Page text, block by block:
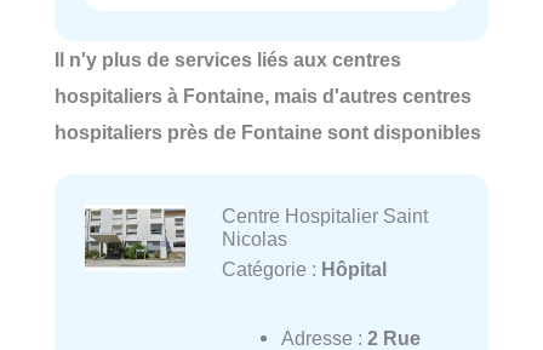
Il n'y plus de services liés aux centres
hospitaliers à Fontaine, mais d'autres centres
hospitaliers près de Fontaine sont disponibles
Centre Hospitalier Saint
Nicolas
Catégorie : Hôpital
Adresse : 2 Rue